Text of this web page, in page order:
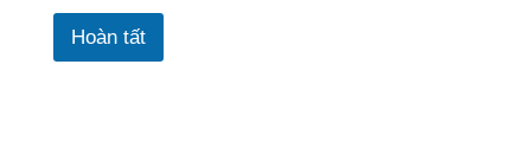
Hoàn tất